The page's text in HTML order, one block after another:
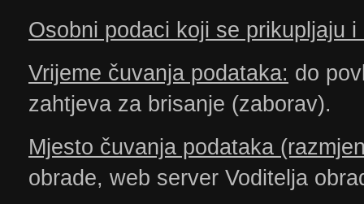
Osobni podaci koji se prikupljaju i
Vrijeme čuvanja podataka: do
zahtjeva za brisanje (zaborav).
Mjesto čuvanja podataka
obrade, web server Voditelja